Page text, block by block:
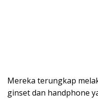
Mereka terungkap
ginset dan handphone